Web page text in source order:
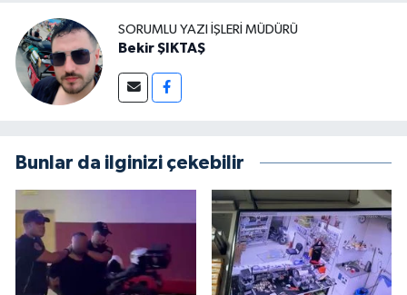
SORUMLU YAZI İŞLERI MÜDÜRÜ
Bekir ŞIKTAŞ
Bunlar da ilginizi çekebilir